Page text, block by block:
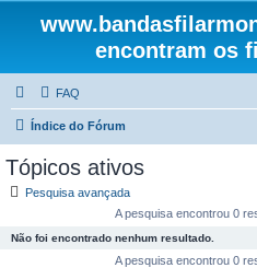
encontram os
FAQ
Índice do Fórum
Tópicos ativos
Pesquisa avançada
A pesquisa encontrou 0
Não foi encontrado nenhum resultado.
A pesquisa encontrou 0